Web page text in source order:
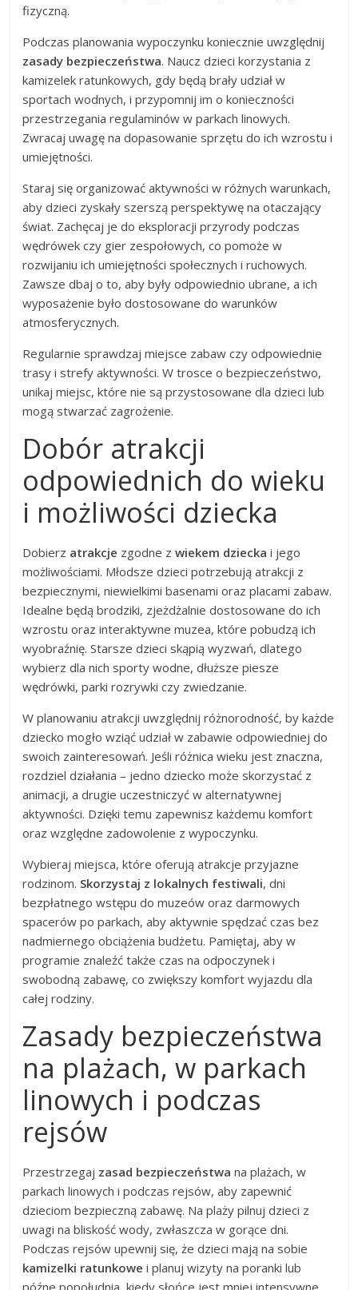
fizyczną.
Podczas planowania wypoczynku koniecznie uwzględnij
zasady bezpieczeństwa. Naucz dzieci korzystania z
kamizelek ratunkowych, gdy będą brały udział w
sportach wodnych, i przypomnij im o konieczności
przestrzegania regulaminów w parkach linowych.
Zwracaj uwagę na dopasowanie sprzętu do ich wzrostu i
umiejętności.
Staraj się organizować aktywności w różnych warunkach,
aby dzieci zyskały szerszą perspektywę na otaczający
świat. Zachęcaj je do eksploracji przyrody podczas
wędrówek czy gier zespołowych, co pomoże w
rozwijaniu ich umiejętności społecznych i ruchowych.
Zawsze dbaj o to, aby były odpowiednio ubrane, a ich
wyposażenie było dostosowane do warunków
atmosferycznych.
Regularnie sprawdzaj miejsce zabaw czy odpowiednie
trasy i strefy aktywności. W trosce o bezpieczeństwo,
unikaj miejsc, które nie są przystosowane dla dzieci lub
mogą stwarzać zagrożenie.
Dobór atrakcji
odpowiednich do wieku
i możliwości dziecka
Dobierz atrakcje zgodne zwiekem dziecka i jego
możliwościami. Młodsze dzieci potrzebują atrakcji z
bezpiecznymi, niewielkimi basenami oraz placami zabaw.
Idealne będą brodziki, zjeżdżalnie dostosowane do ich
wzrostu oraz interaktywne muzea, które pobudzą ich
wyobraźnię. Starsze dzieci skąpią wyzwań, dlatego
wybierz dla nich sporty wodne, dłuższe piesze
wędrówki, parki rozrywki czy zwiedzanie.
W planowaniu atrakcji uwzględnij różnorodność, by każde
dziecko mogło wziąć udział w zabawie odpowiedniej do
swoich zainteresowań. Jeśli różnica wieku jest znaczna,
rozdziel działania – jedno dziecko może skorzystać z
animacji, a drugie uczestniczyć w alternatywnej
aktywności. Dzięki temu zapewnisz każdemu komfort
oraz względne zadowolenie z wypoczynku.
Wybieraj miejsca, które oferują atrakcje przyjazne
rodzinom. Skorzystaj z lokalnych festiwali, dni
bezpłatnego wstępu do muzeów oraz darmowych
spacerów po parkach, aby aktywnie spędzać czas bez
nadmiernego obciążenia budżetu. Pamiętaj, aby w
programie znaleźć także czas na odpoczynek i
swobodną zabawę, co zwiększy komfort wyjazdu dla
całej rodziny.
Zasady bezpieczeństwa
na plażach, w parkach
linowych i podczas
rejsów
Przestrzegaj zasad bezpieczeństwa na plażach, w
parkach linowych i podczas rejsów, aby zapewnić
dzieciom bezpieczną zabawę. Na plaży pilnuj dzieci z
uwagi na bliskość wody, zwłaszcza w gorące dni.
Podczas rejsów upewnij się, że dzieci mają na sobie
kamizelki ratunkowe i planuj wizyty na poranki lub
późne popołudnia, kiedy słońce jest mniej intensywne.